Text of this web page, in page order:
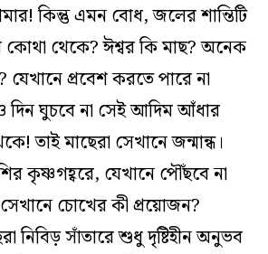
কিন্তু এমন বোধ, জলের শান্তিটি
কোথা থেকে? ঈশ্বর কি মাছ? অনেক
প্রবেশ করতে পারে না
দিন ঘুচবে না সেই আদিম আঁধার
তাই মাছেরা সেখানে জন্মান্ধ।
কৃষ্ণগহ্বরে, যেখানে পৌঁছবে না
চোখের কী প্রয়োজন?
নিবিড় সাঁতারে শুধু দৃষ্টিহীন অনুভব